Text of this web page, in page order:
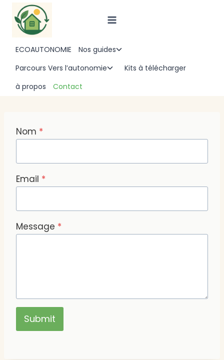
contenu
ECOAUTONOMIE Nos guides
le
Parcours Vers l’autonomie
Ouvrir/fermer
Kits à télécharger
à propos
Contact
Nom *
Email *
Message *
Submit